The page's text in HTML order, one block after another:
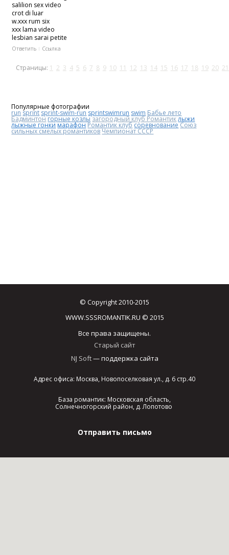
salilion sex video
crot di luar
w.xxx rum six
xxx lama video
lesbian sarai petite
Ответить Ссылка
Страницы: 1 2 3 4 5 6 7 8 9 10 11 12 13 14 15 16 17 18 19 20 21
Популярные фотографии
run sprint sprint-swim-run sprintswimrun swim Бабье лето
Бадминтонгорные козлы загородный клуб Романтиклыжи
лыжные гонки марафонРомантик клубсоревнованиеСоюз
сильных смелых романтиковЧемпионат СССР
© Copyright 2010-2015
WWW.SSSROMANTIK.RU © 2015
Все права защищены.
Старый сайт
NJ Soft— поддержка сайта
Адрес офиса: Москва, Новопоселковая ул., д. 6 стр.40
База романтик: Московская область,
Солнечногорский район, д. Лопотово
Отправить письмо